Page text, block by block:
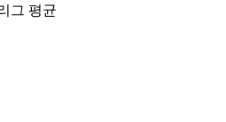
그 평균